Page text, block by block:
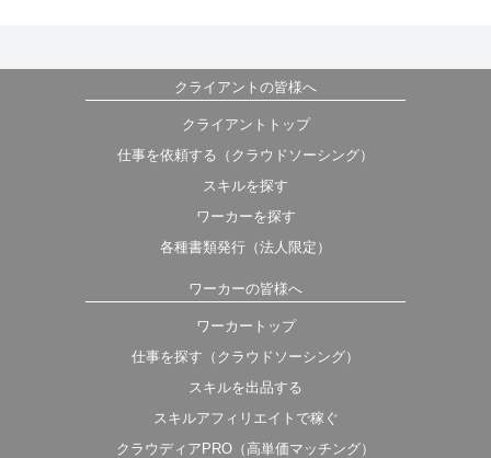
クライアントの皆様へ
クライアントトップ
仕事を依頼する（クラウドソーシング）
スキルを探す
ワーカーを探す
各種書類発行（法人限定）
ワーカーの皆様へ
ワーカートップ
仕事を探す（クラウドソーシング）
スキルを出品する
スキルアフィリエイトで稼ぐ
クラウディアPRO（高単価マッチング）